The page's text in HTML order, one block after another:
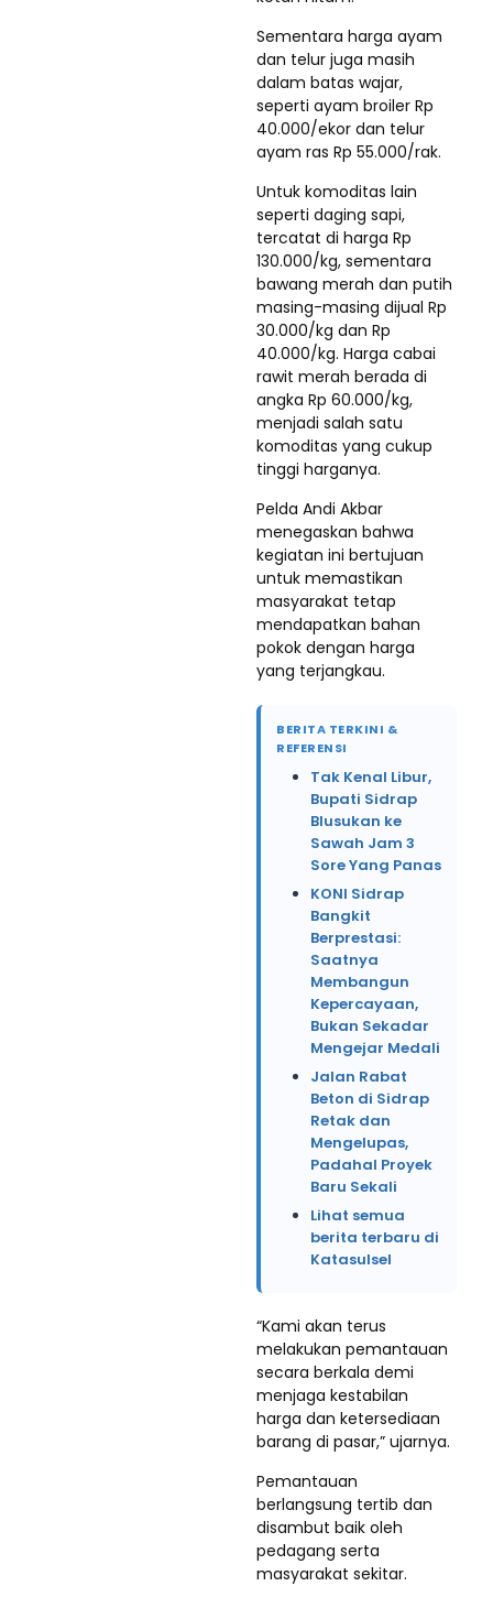
Sementara harga ayam
dan telur juga masih
dalam batas wajar,
seperti ayam broiler Rp
40.000/ekor dan telur
ayam ras Rp 55.000/rak.
Untuk komoditas lain
seperti daging sapi,
tercatat di harga Rp
130.000/kg, sementara
bawang merah dan putih
masing-masing dijual Rp
30.000/kg dan Rp
40.000/kg. Harga cabai
rawit merah berada di
angka Rp 60.000/kg,
menjadi salah satu
komoditas yang cukup
tinggi harganya.
Pelda Andi Akbar
menegaskan bahwa
kegiatan ini bertujuan
untuk memastikan
masyarakat tetap
mendapatkan bahan
pokok dengan harga
yang terjangkau.
BERITA TERKINI &
REFERENSI
Tak Kenal Libur,
Bupati Sidrap
Blusukan ke
Sawah Jam 3
Sore Yang Panas
KONI Sidrap
Bangkit
Berprestasi:
Saatnya
Membangun
Kepercayaan,
Bukan Sekadar
Mengejar Medali
Jalan Rabat
Beton di Sidrap
Retak dan
Mengelupas,
Padahal Proyek
Baru Sekali
Lihat semua
berita terbaru di
Katasulsel
“Kami akan terus
melakukan pemantauan
secara berkala demi
menjaga kestabilan
harga dan ketersediaan
barang di pasar,” ujarnya.
Pemantauan
berlangsung tertib dan
disambut baik oleh
pedagang serta
masyarakat sekitar.